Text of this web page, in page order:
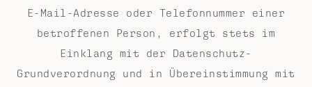
E-Mail-Adresse oder Telefonnummer einer
betroffenen Person, erfolgt stets im
Einklang mit der Datenschutz-
Grundverordnung und in Übereinstimmung mit